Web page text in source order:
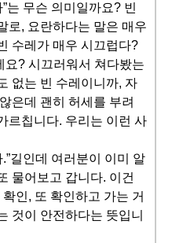
는 무슨 의미일까요? 빈
로, 요란하다는 말은 매우
수레가 매우 시끄럽다?
요? 시끄러워서 쳐다봤는
없는 빈 수레이니까, 자
은데 괜히 허세를 부려
르칩니다. 우리는 이런 사
길인데 여러분이 이미 알
물어보고 갑니다. 이건
인, 또 확인하고 가는 거
것이 안전하다는 뜻입니